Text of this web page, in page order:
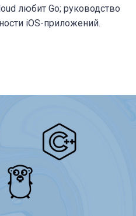
любит Go; руководство
iOS-приложений.